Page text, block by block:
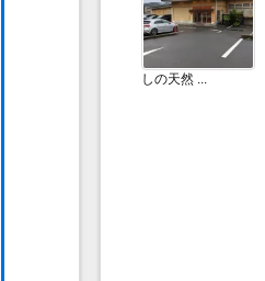
しの天然 ...